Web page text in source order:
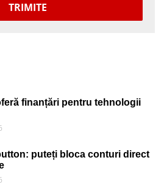
TRIMITE
finanțări pentru tehnologii
puteți bloca conturi direct